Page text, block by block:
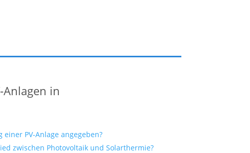
Anlagen in
PV-Anlage angegeben?
zwischen Photovoltaik und Solarthermie?